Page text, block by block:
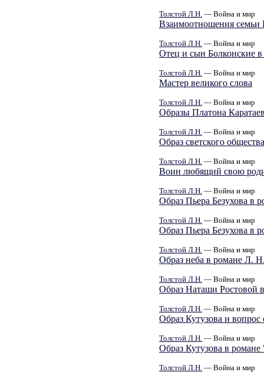
Толстой Л.Н. — Война и мир
Взаимоотношения семьи
Толстой Л.Н. — Война и мир
Отец и сын Болконские
Толстой Л.Н. — Война и мир
Мастер великого слова
Толстой Л.Н. — Война и мир
Образы Платона
Толстой Л.Н. — Война и мир
Образ светского
Толстой Л.Н. — Война и мир
Воин любящий свою
Толстой Л.Н. — Война и мир
Образ Пьера Безухова в
Толстой Л.Н. — Война и мир
Образ Пьера Безухова в
Толстой Л.Н. — Война и мир
Образ неба в романе Л.
Толстой Л.Н. — Война и мир
Образ Наташи Ростовой
Толстой Л.Н. — Война и мир
Образ Кутузова и
Толстой Л.Н. — Война и мир
Образ Кутузова в
Толстой Л.Н. — Война и мир